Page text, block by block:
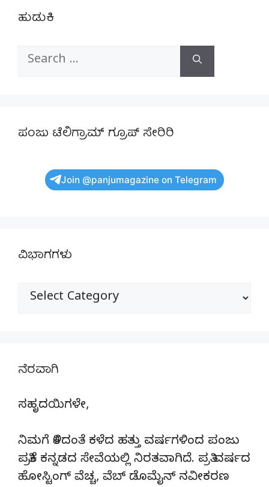
ಹುಡುಕಿ
Search
ಪಂಜು ಟೆಲಿಗ್ರಾಮ್ ಗ್ರೂಪ್ ಸೇರಿರಿ
Join @panjumagazine on Telegram
ವಿಭಾಗಗಳು
ವಿಭಾಗಗಳು
ನೆರವಾಗಿ
ಸಹೃದಯಿಗಳೇ,
ನಿಮಗೆ ತಿಳಿದಂತೆ ಕಳೆದ ಹತ್ತು ವರ್ಷಗಳಿಂದ ಪಂಜು
ಪತ್ರಿಕೆ ಕನ್ನಡದ ಸೇವೆಯಲ್ಲಿ ನಿರತವಾಗಿದೆ. ಪ್ರತಿ ವರ್ಷದ
ಹೋಸ್ಟಿಂಗ್‌ ವೆಚ್ಚ, ವೆಬ್‌ ಡೊಮೈನ್‌ ನವೀಕರಣ